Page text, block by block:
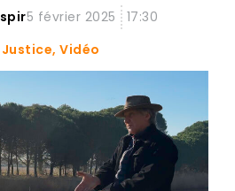
5 février 2025
17:30
Justice, Vidéo